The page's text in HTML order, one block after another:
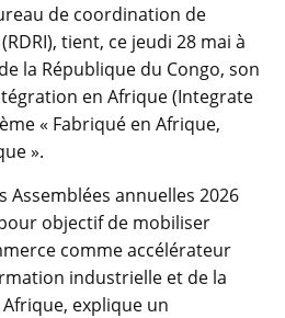
de coordination de
tient, ce jeudi 28 mai à
la République du Congo, son
en Afrique (Integrate
« Fabriqué en Afrique,
».
Assemblées annuelles 2026
objectif de mobiliser
comme accélérateur
industrielle et de la
explique un